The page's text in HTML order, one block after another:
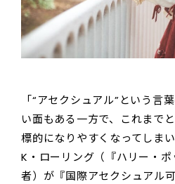
「“アセクシュアル”という言
い面もある一方で、これまで
標的になりやすくなってしま
K・ローリング（『ハリー・
者）が『国際アセクシュアル